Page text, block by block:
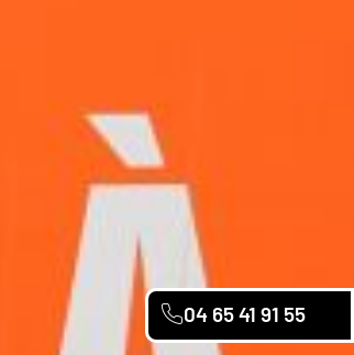
04 65 41 91 55